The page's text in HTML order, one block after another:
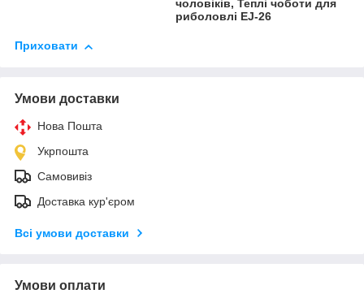
чоловіків, Теплі чоботи для
риболовлі EJ-26
Приховати
Умови доставки
Нова Пошта
Укрпошта
Самовивіз
Доставка кур'єром
Всі умови доставки
Умови оплати